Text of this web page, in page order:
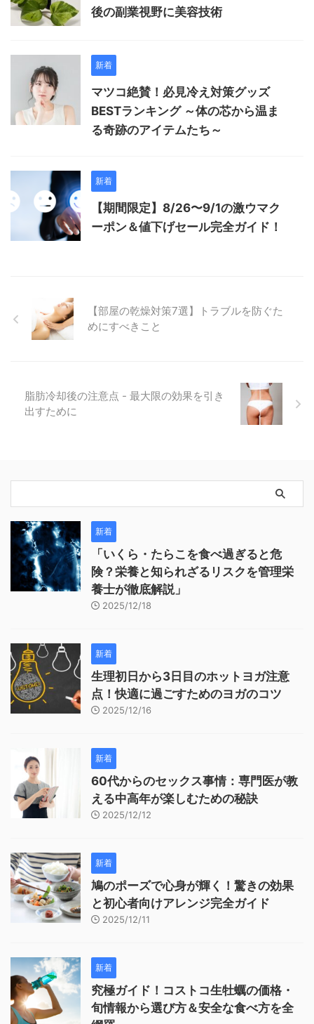
後の副業視野に美容技術
新着
マツコ絶賛！必見冷え対策グッズ
BESTランキング ～体の芯から温ま
る奇跡のアイテムたち～
新着
【期間限定】8/26〜9/1の激ウマク
ーポン＆値下げセール完全ガイド！
【部屋の乾燥対策7選】トラブルを防ぐた
めにすべきこと
脂肪冷却後の注意点 - 最大限の効果を引き
出すために
新着
「いくら・たらこを食べ過ぎると危
険？栄養と知られざるリスクを管理栄
養士が徹底解説」
2025/12/18
新着
生理初日から3日目のホットヨガ注意
点！快適に過ごすためのヨガのコツ
2025/12/16
新着
60代からのセックス事情：専門医が教
える中高年が楽しむための秘訣
2025/12/12
新着
鳩のポーズで心身が輝く！驚きの効果
と初心者向けアレンジ完全ガイド
2025/12/11
新着
究極ガイド！コストコ生牡蠣の価格・
旬情報から選び方＆安全な食べ方を全